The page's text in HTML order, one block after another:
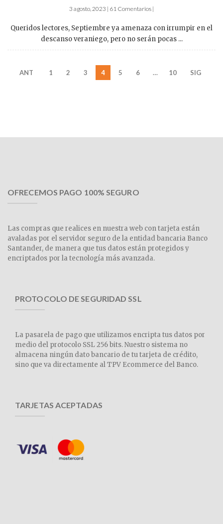
3 agosto, 2023 | 61 Comentarios |
Queridos lectores, Septiembre ya amenaza con irrumpir en el
descanso veraniego, pero no serán pocas ...
ANT 1 2 3 4 5 6 … 10 SIG
OFRECEMOS PAGO 100% SEGURO
Las compras que realices en nuestra web con tarjeta están
avaladas por el servidor seguro de la entidad bancaria Banco
Santander, de manera que tus datos están protegidos y
encriptados por la tecnología más avanzada.
PROTOCOLO DE SEGURIDAD SSL
La pasarela de pago que utilizamos encripta tus datos por
medio del protocolo SSL 256 bits. Nuestro sistema no
almacena ningún dato bancario de tu tarjeta de crédito,
sino que va directamente al TPV Ecommerce del Banco.
TARJETAS ACEPTADAS